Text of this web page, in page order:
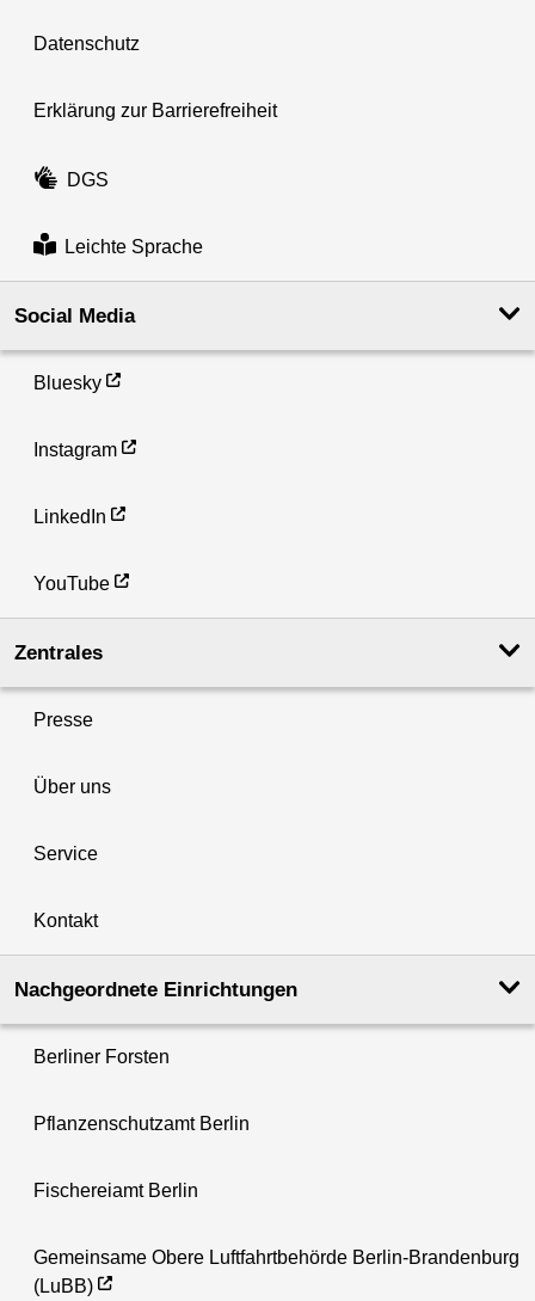
Datenschutz
Erklärung zur Barrierefreiheit
DGS
Leichte Sprache
Social Media
Bluesky
Instagram
LinkedIn
YouTube
Zentrales
Presse
Über uns
Service
Kontakt
Nachgeordnete Einrichtungen
Berliner Forsten
Pflanzenschutzamt Berlin
Fischereiamt Berlin
Gemeinsame Obere Luftfahrtbehörde Berlin-Brandenburg
(LuBB)